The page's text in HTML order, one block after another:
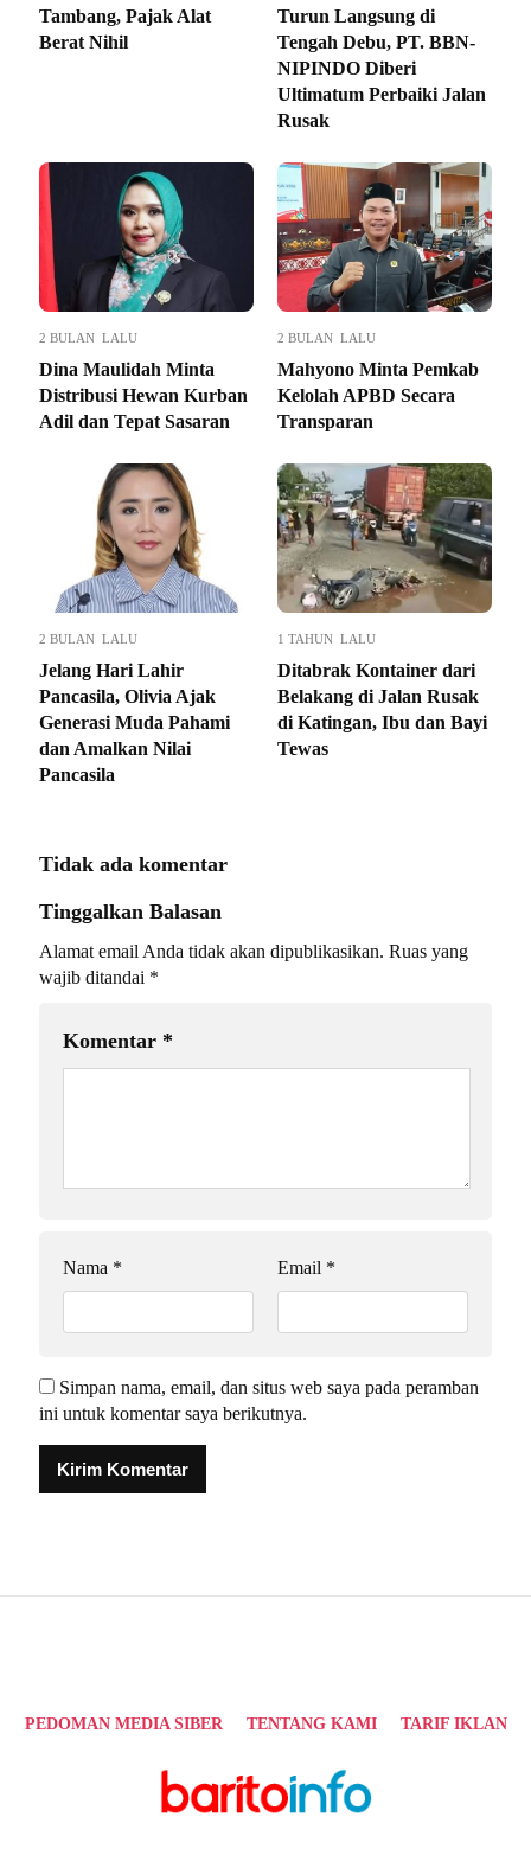
Tambang, Pajak Alat
Berat Nihil
Turun Langsung di
Tengah Debu, PT. BBN-
NIPINDO Diberi
Ultimatum Perbaiki Jalan
Rusak
2 BULAN LALU
Dina Maulidah Minta
Distribusi Hewan Kurban
Adil dan Tepat Sasaran
2 BULAN LALU
Mahyono Minta Pemkab
Kelolah APBD Secara
Transparan
2 BULAN LALU
Jelang Hari Lahir
Pancasila, Olivia Ajak
Generasi Muda Pahami
dan Amalkan Nilai
Pancasila
1 TAHUN LALU
Ditabrak Kontainer dari
Belakang di Jalan Rusak
di Katingan, Ibu dan Bayi
Tewas
Tidak ada komentar
Tinggalkan Balasan
Alamat email Anda tidak akan dipublikasikan. Ruas yang
wajib ditandai *
Komentar *
Nama * Email *
Simpan nama, email, dan situs web saya pada peramban
ini untuk komentar saya berikutnya.
PEDOMAN MEDIA SIBER TENTANG KAMI TARIF IKLAN